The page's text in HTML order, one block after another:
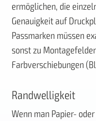
ermöglichen, die
Genauigkeit auf
Passmarken müssen
sonst zu
Farbverschiebungen
Randwelligkeit
Wenn man Papier-